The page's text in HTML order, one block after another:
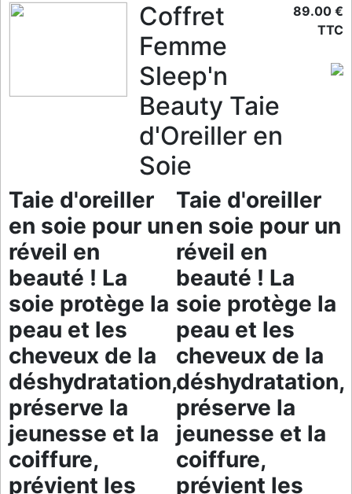
Coffret
Femme
Sleep'n
Beauty Taie
d'Oreiller en
Soie
Taie d'oreiller
en soie pour un
réveil en
beauté ! La
soie protège la
peau et les
cheveux de la
déshydratation,
préserve la
jeunesse et la
coiffure,
prévient les
Taie d'oreiller
en soie pour un
réveil en
beauté ! La
soie protège la
peau et les
cheveux de la
déshydratation,
préserve la
jeunesse et la
coiffure,
prévient les
89.00 €
TTC